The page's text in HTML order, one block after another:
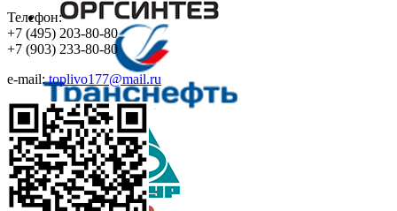
Телефон:
+7 (495) 203-80-80
+7 (903) 233-80-80
e-mail:toplivo177@mail.ru